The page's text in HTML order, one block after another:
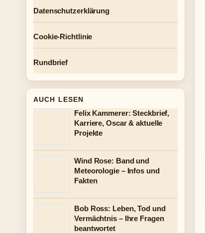
Datenschutzerklärung
Cookie-Richtlinie
Rundbrief
AUCH LESEN
Felix Kammerer: Steckbrief,
Karriere, Oscar & aktuelle
Projekte
Wind Rose: Band und
Meteorologie – Infos und
Fakten
Bob Ross: Leben, Tod und
Vermächtnis – Ihre Fragen
beantwortet